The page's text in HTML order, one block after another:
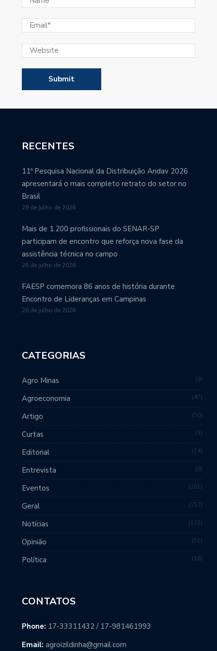
RECENTES
11ª Pesquisa Nacional da Distribuição Andav 2026
apresentará o mais completo retrato do setor no
Brasil
29 de julho de 2026
Mais de 1.200 profissionais do SENAR-SP
participam de encontro que reforça nova fase da
assistência técnica no campo
26 de julho de 2026
FAESP comemora 86 anos de história durante
Encontro de Lideranças em Campinas
26 de julho de 2026
CATEGORIAS
Agro Minas 9
Agroeconomia 47
Artigo 50
Curtas 3
Editorial 14
Entrevista 8
Eventos 261
Geral 152
Notícias 122
Opinião 51
Política 16
CONTATOS
Phone: 17-33311432 / 17-981461993
Email: agroizildinha@gmail.com